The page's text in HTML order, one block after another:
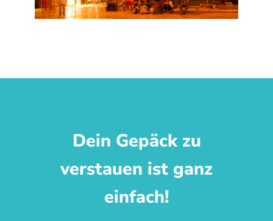
Dein Gepäck zu
verstauen ist ganz
einfach!